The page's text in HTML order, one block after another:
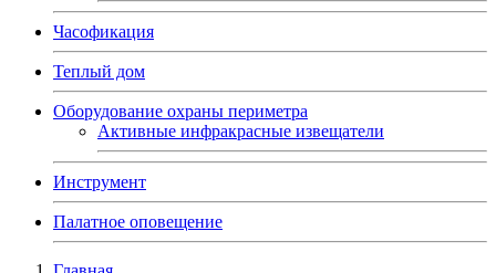
Часофикация
Теплый дом
Оборудование охраны периметра
Активные инфракрасные извещатели
Инструмент
Палатное оповещение